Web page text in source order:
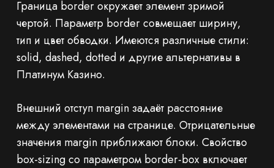
Граница border окружает элемент зримой
чертой. Параметр border совмещает ширину,
тип и цвет обводки. Имеются различные стили:
solid, dashed, dotted и другие альтернативы в
Платинум Казино.
Внешний отступ margin задаёт расстояние
между элементами на странице. Отрицательные
значения margin приближают блоки. Свойство
box-sizing со параметром border-box включает